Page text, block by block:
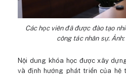
Các học viên đã được đào tạo
công tác nhân sự.
Nội dung khóa học được xây
và định hướng phát triển của hệ